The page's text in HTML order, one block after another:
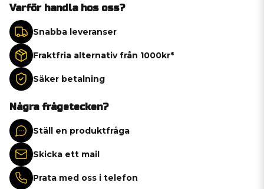
Varför handla hos oss?
Snabba leveranser
Fraktfria alternativ från 1000kr*
Säker betalning
Några frågetecken?
Ställ en produktfråga
Skicka ett mail
Prata med oss i telefon